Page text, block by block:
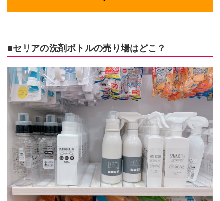
■セリアの洗剤ボトルの売り場はどこ？